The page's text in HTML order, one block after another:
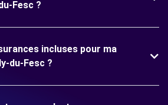
Fesc ?
incluses pour ma
du-Fesc ?